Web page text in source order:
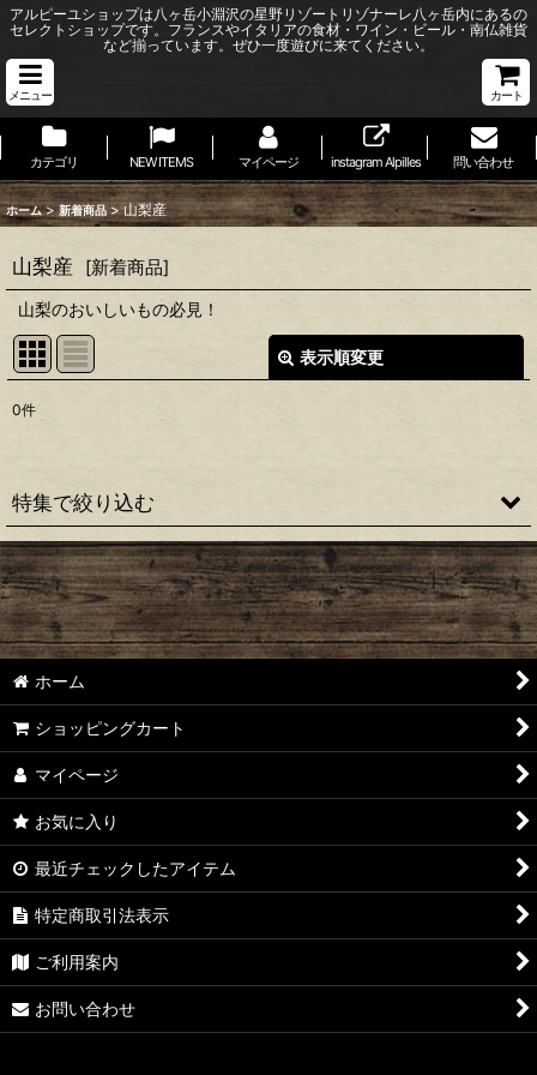
アルピーユショップは八ヶ岳小淵沢の星野リゾートリゾナーレ八ヶ岳内にあるの
セレクトショップです。フランスやイタリアの食材・ワイン・ビール・南仏雑貨
など揃っています。ぜひ一度遊びに来てください。
メニュー カート
カテゴリ NEW ITEMS マイページ instagram Alpilles 問い合わせ
ホーム > 新着商品 > 山梨産
山梨産 [新着商品]
山梨のおいしいもの必見！
表示順変更
表示数
並び順:
絞り込む
0件
特集で絞り込む
1本限定＆高級ワイン
ワイン 3,000円以下
ワイン 10,001円以上
ハーフボトル
赤ワイン
白ワイン
ロゼワイン
スパークリングワイン
ホーム
ショッピングカート
マイページ
お気に入り
最近チェックしたアイテム
特定商取引法表示
ご利用案内
お問い合わせ